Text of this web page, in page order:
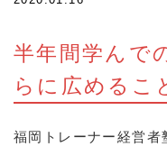
半年間学んで
らに広めるこ
福岡トレーナー経営者